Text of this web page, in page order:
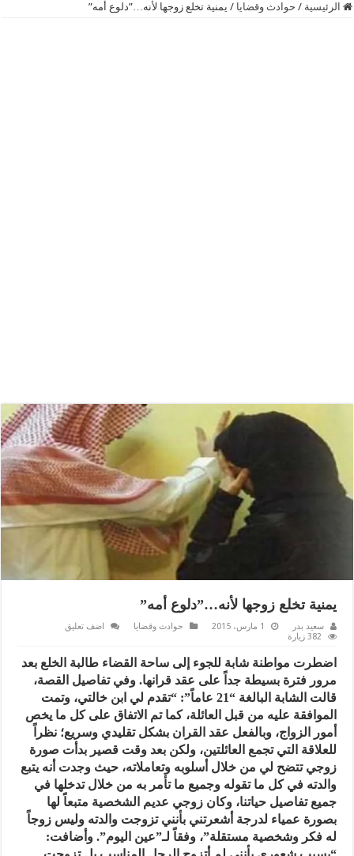
الرئيسية / حوادث وقضايا / يمنية تخلع زوجها لأنه…”دلوع أمه”
يمنية تخلع زوجها لأنه…”دلوع أمه”
سعيد بدر 1 مارس، 2015 حوادث وقضايا
اضف تعليق
382 زيارة
اضطرت مواطنة شابة للجوء إلى ساحة القضاء طالبة الخلع بعد
مرور فترة بسيطة جداً على عقد قرانها. وفي تفاصيل القصة،
قالت الشابة البالغة “21 عاماً”: “تقدم لي ابن خالتي، وتمت
الموافقة عليه من قبل العائلة، كما تم الاتفاق على كل ما يخص
أمور الزواج، وبالفعل عقد القران بشكل تقليدي وسريع؛ نظراً
للعلاقة التي تجمع العائلتين، ولكن بعد وقت قصير بدأت صورة
زوجي تتضح لي من خلال أسلوبه وتعاملاته، حيث وجدت أنه يتبع
والدته في كل ما تقوله وجميع ما تأمر به من خلال تدخلها في
جميع تفاصيل حياتنا، وكان زوجي عديم الشخصية متبعاً لها
بصورة عمياء لدرجة أشعرتني بأنني تزوجت والدته وليس زوجاً
له فكر وشخصية مستقلة”، وفقاً لـ”عين اليوم”. وأضافت: